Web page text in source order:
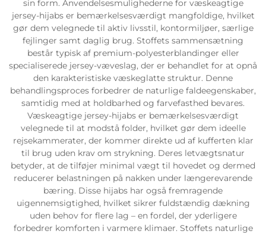
sin form. Anvendelsesmulighederne for væskeagtige
jersey-hijabs er bemærkelsesværdigt mangfoldige, hvilket
gør dem velegnede til aktiv livsstil, kontormiljøer, særlige
fejlinger samt daglig brug. Stoffets sammensætning
består typisk af premium-polyesterblandinger eller
specialiserede jersey-væveslag, der er behandlet for at opnå
den karakteristiske væskeglatte struktur. Denne
behandlingsproces forbedrer de naturlige faldeegenskaber,
samtidig med at holdbarhed og farvefasthed bevares.
Væskeagtige jersey-hijabs er bemærkelsesværdigt
velegnede til at modstå folder, hvilket gør dem ideelle
rejsekammerater, der kommer direkte ud af kufferten klar
til brug uden krav om strykning. Deres letvægtsnatur
betyder, at de tilføjer minimal vægt til hovedet og dermed
reducerer belastningen på nakken under længerevarende
bæring. Disse hijabs har også fremragende
uigennemsigtighed, hvilket sikrer fuldstændig dækning
uden behov for flere lag – en fordel, der yderligere
forbedrer komforten i varmere klimaer. Stoffets naturlige